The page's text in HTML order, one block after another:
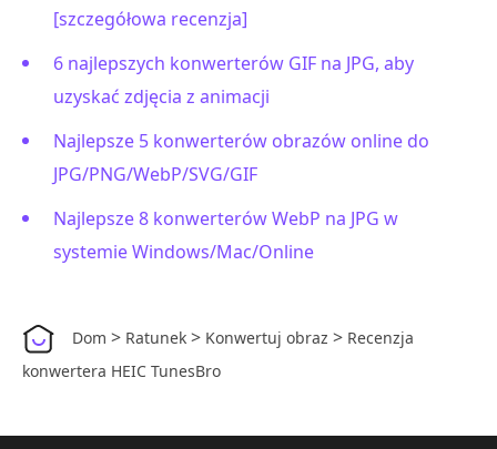
[szczegółowa recenzja]
6 najlepszych konwerterów GIF na JPG, aby
uzyskać zdjęcia z animacji
Najlepsze 5 konwerterów obrazów online do
JPG/PNG/WebP/SVG/GIF
Najlepsze 8 konwerterów WebP na JPG w
systemie Windows/Mac/Online
Dom > Ratunek > Konwertuj obraz > Recenzja
konwertera HEIC TunesBro